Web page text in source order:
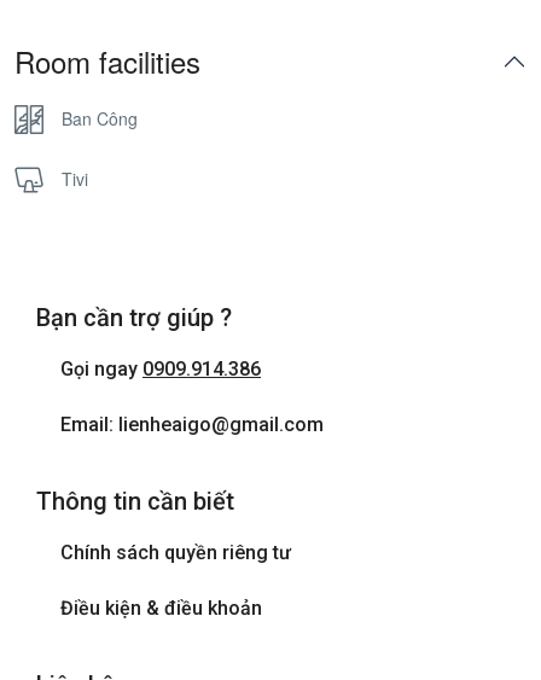
Room facilities
Ban Công
Tivi
Bạn cần trợ giúp ?
Gọi ngay 0909.914.386
Email: lienheaigo@gmail.com
Thông tin cần biết
Chính sách quyền riêng tư
Điều kiện & điều khoản